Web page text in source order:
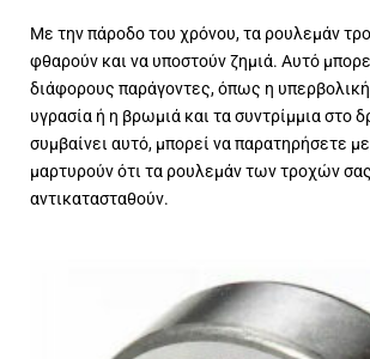
Με την πάροδο του χρόνου, τα ρουλεμάν
φθαρούν και να υποστούν ζημιά. Αυτό
διάφορους παράγοντες, όπως η
υγρασία ή η βρωμιά και τα συντρίμμια στο
συμβαίνει αυτό, μπορεί να παρατηρήσετε
μαρτυρούν ότι τα ρουλεμάν των τροχών
αντικατασταθούν.